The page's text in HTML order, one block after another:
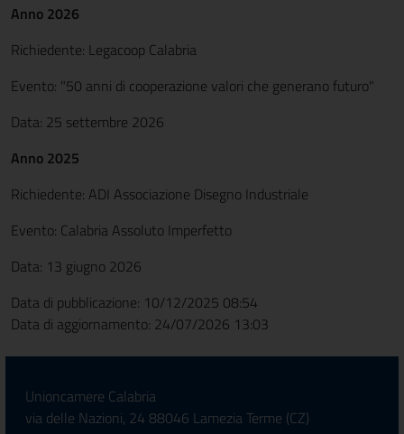
Anno 2026
Richiedente: Legacoop Calabria
Evento: "50 anni di cooperazione valori che generano futuro"
Data: 25 settembre 2026
Anno 2025
Richiedente: ADI Associazione Disegno Industriale
Evento: Calabria Assoluto Imperfetto
Data: 13 giugno 2026
Data di pubblicazione: 10/12/2025 08:54
Data di aggiornamento: 24/07/2026 13:03
Unioncamere Calabria
via delle Nazioni, 24 88046 Lamezia Terme (CZ)